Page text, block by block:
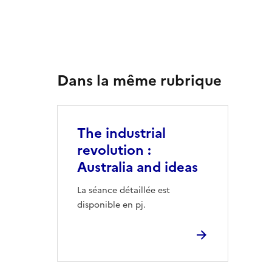
Dans la même rubrique
The industrial
revolution :
Australia and ideas
La séance détaillée est
disponible en pj.